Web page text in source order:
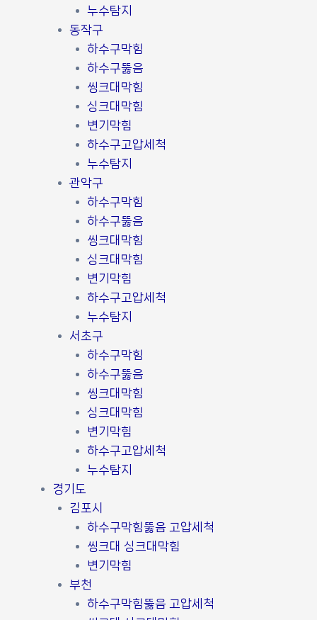
누수탐지
동작구
하수구막힘
하수구뚫음
씽크대막힘
싱크대막힘
변기막힘
하수구고압세척
누수탐지
관악구
하수구막힘
하수구뚫음
씽크대막힘
싱크대막힘
변기막힘
하수구고압세척
누수탐지
서초구
하수구막힘
하수구뚫음
씽크대막힘
싱크대막힘
변기막힘
하수구고압세척
누수탐지
경기도
김포시
하수구막힘뚫음 고압세척
씽크대 싱크대막힘
변기막힘
부천
하수구막힘뚫음 고압세척